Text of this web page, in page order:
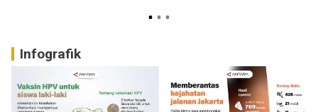
Infografik